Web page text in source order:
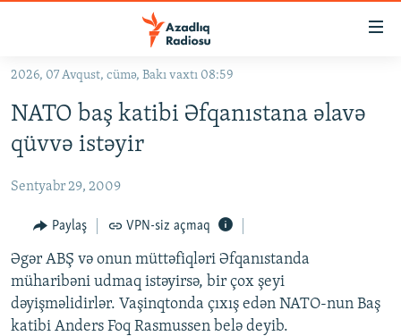
Əsas
qayıt
Əsas
naviqasiyaya
qayıt
KORRUPSIOMETR
#ƏSLINDƏ
FƏRQƏ BAX
QANUNI DOĞRU
ARAŞDIRMA
MULTIMEDIA
2026, 07 Avqust, cümə, Bakı vaxtı 08:59
NATO baş katibi Əfqanıstana əlavə
qüvvə istəyir
Sentyabr 29, 2009
Paylaş VPN-siz açmaq
Əgər ABŞ və onun müttəfiqləri Əfqanıstanda
müharibəni udmaq istəyirsə, bir çox şeyi
dəyişməlidirlər. Vaşinqtonda çıxış edən NATO-nun Baş
katibi Anders Foq Rasmussen belə deyib.